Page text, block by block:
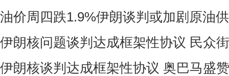
油价周四跌1.9%伊朗谈判或加剧原油
伊朗核问题谈判达成框架性协议 民众
伊朗核谈判达成框架性协议 奥巴马盛